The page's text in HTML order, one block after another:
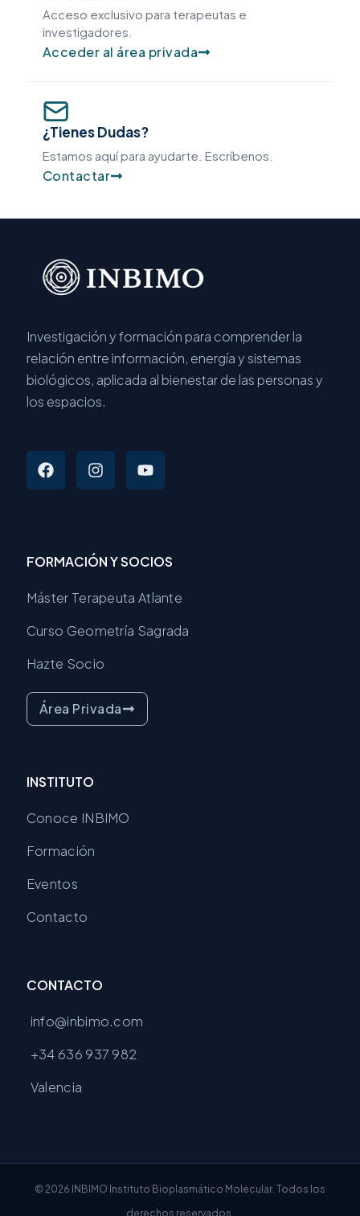
Acceso exclusivo para terapeutas e
investigadores.
Acceder al área privada
¿Tienes Dudas?
Estamos aquí para ayudarte. Escríbenos.
Contactar
Investigación y formación para comprender la
relación entre información, energía y sistemas
biológicos, aplicada al bienestar de las personas y
los espacios.
F
a
c
o
k
I
n
s
r
a
Y
o
u
e
FORMACIÓN Y SOCIOS
Máster Terapeuta Atlante
Curso Geometría Sagrada
Hazte Socio
Área Privada
INSTITUTO
Conoce INBIMO
Formación
Eventos
Contacto
CONTACTO
info@inbimo.com
+34 636 937 982
Valencia
© 2026 INBIMO Instituto Bioplasmático Molecular. Todos los
derechos reservados.